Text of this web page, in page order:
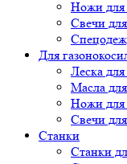
Ножи для
Свечи
Для
Леска
Масла
Ножи для
Свечи
Станки
Cтанки